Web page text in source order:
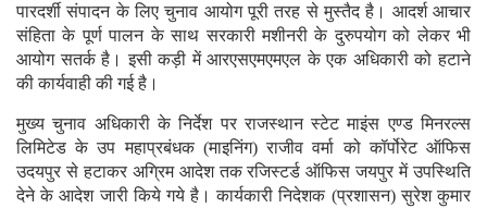
पारदर्शी संपादन के लिए चुनाव आयोग पूरी तरह से मुस्तैद है। आदर्श आचार
संहिता के पूर्ण पालन के साथ सरकारी मशीनरी के दुरुपयोग को लेकर भी
आयोग सतर्क है। इसी कड़ी में आरएसएमएमएल के एक अधिकारी को हटाने
की कार्यवाही की गई है।
मुख्य चुनाव अधिकारी के निर्देश पर राजस्थान स्टेट माइंस एण्ड मिनरल्स
लिमिटेड के उप महाप्रबंधक (माइनिंग) राजीव वर्मा को कॉर्पोरेट ऑफिस
उदयपुर से हटाकर अग्रिम आदेश तक रजिस्टर्ड ऑफिस जयपुर में उपस्थिति
देने के आदेश जारी किये गये है। कार्यकारी निदेशक (प्रशासन) सुरेश कुमार